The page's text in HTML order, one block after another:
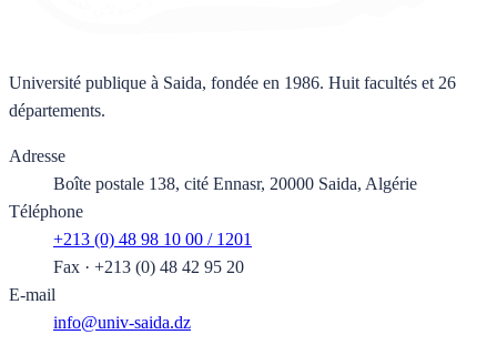
Université publique à Saida, fondée en 1986. Huit facultés et 26
départements.
Adresse
Boîte postale 138, cité Ennasr, 20000 Saida, Algérie
Téléphone
+213 (0) 48 98 10 00 / 1201
Fax · +213 (0) 48 42 95 20
E-mail
info@univ-saida.dz